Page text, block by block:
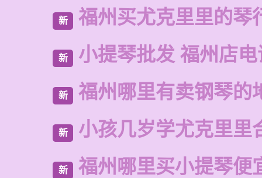
新 福州买尤克里里的琴
新 小提琴批发 福州店
新 福州哪里有卖钢琴的
新 小孩几岁学尤克里里
新 福州哪里买小提琴便